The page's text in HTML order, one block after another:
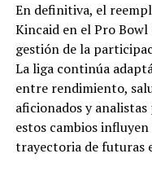
En definitiva, el
Kincaid en el Pro
gestión de la
La liga continúa
entre rendimiento,
aficionados y
estos cambios
trayectoria de futuras